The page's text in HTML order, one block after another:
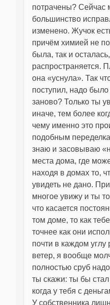
потрачены? Сейчас
большинство
изменено. Жучок
причём химией не
была, так и
распространяется.
она «уснула». Так
поступил, надо
заново? Только ты
иначе, тем более
чему именно это
подобным
знаю и засовываю
места дома, где
находя в домах то,
увидеть не дано.
многое увижу и ты
что касается
том доме, то как
точнее как они
почти в каждом
ветер, я вообще
полностью сруб
ты скажи: ты бы стал
когда у тебя с
У собственника